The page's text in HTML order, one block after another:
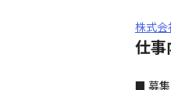
株式会
仕事
■ 募